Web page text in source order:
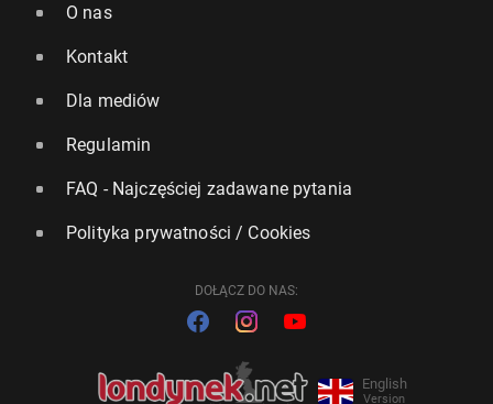
O nas
Kontakt
Dla mediów
Regulamin
FAQ - Najczęściej zadawane pytania
Polityka prywatności / Cookies
DOŁĄCZ DO NAS:
English
Version